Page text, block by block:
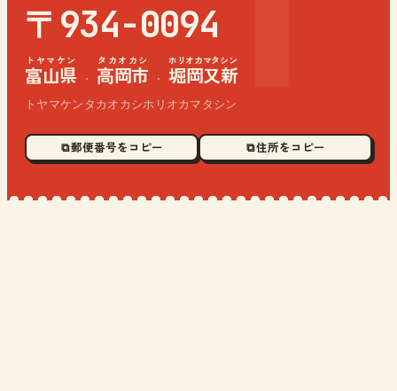
〒934-0094
富山県
トヤマケン
· 高岡市
タカオカシ
· 堀岡又新
ホリオカマタシン
トヤマケンタカオカシホリオカマタシン
⧉ 郵便番号をコピー ⧉ 住所をコピー